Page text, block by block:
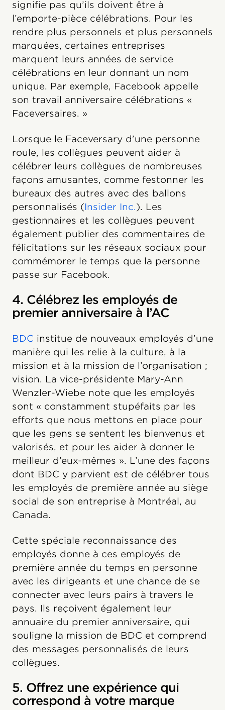
signifie pas qu’ils doivent être à
l’emporte-pièce célébrations. Pour les
rendre plus personnels et plus personnels
marquées, certaines entreprises
marquent leurs années de service
célébrations en leur donnant un nom
unique. Par exemple, Facebook appelle
son travail anniversaire célébrations «
Faceversaires. »
Lorsque le Faceversary d’une personne
roule, les collègues peuvent aider à
célébrer leurs collègues de nombreuses
façons amusantes, comme festonner les
bureaux des autres avec des ballons
personnalisés (Insider Inc.). Les
gestionnaires et les collègues peuvent
également publier des commentaires de
félicitations sur les réseaux sociaux pour
commémorer le temps que la personne
passe sur Facebook.
4. Célébrez les employés de
premier anniversaire à l’AC
BDC institue de nouveaux employés d’une
manière qui les relie à la culture, à la
mission et à la mission de l’organisation ;
vision. La vice-présidente Mary-Ann
Wenzler-Wiebe note que les employés
sont « constamment stupéfaits par les
efforts que nous mettons en place pour
que les gens se sentent les bienvenus et
valorisés, et pour les aider à donner le
meilleur d’eux-mêmes ». L’une des façons
dont BDC y parvient est de célébrer tous
les employés de première année au siège
social de son entreprise à Montréal, au
Canada.
Cette spéciale reconnaissance des
employés donne à ces employés de
première année du temps en personne
avec les dirigeants et une chance de se
connecter avec leurs pairs à travers le
pays. Ils reçoivent également leur
annuaire du premier anniversaire, qui
souligne la mission de BDC et comprend
des messages personnalisés de leurs
collègues.
5. Offrez une expérience qui
correspond à votre marque